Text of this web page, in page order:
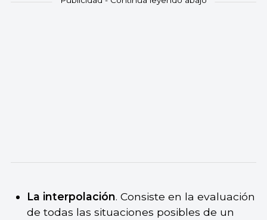
La interpolación. Consiste en la evaluación
de todas las situaciones posibles de un